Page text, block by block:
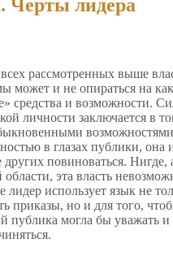
Черты лидера
рассмотренных выше
может и не опираться на
средства и возможности.
личности заключается в
в глазах публики, она
других повиноваться. Нигде,
области, эта власть
лидер использует язык не
приказы, но и для того,
публика могла бы уважать